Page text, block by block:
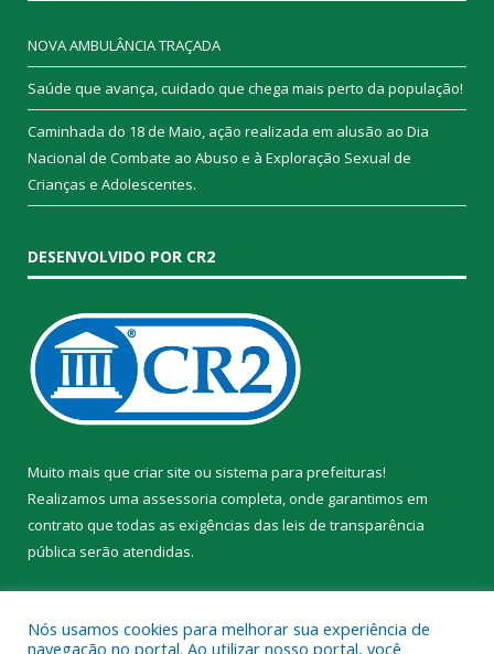
NOVA AMBULÂNCIA TRAÇADA
Saúde que avança, cuidado que chega mais perto da população!
Caminhada do 18 de Maio, ação realizada em alusão ao Dia
Nacional de Combate ao Abuso e à Exploração Sexual de
Crianças e Adolescentes.
DESENVOLVIDO POR CR2
Muito mais que criar site ou sistema para prefeituras!
Realizamos uma assessoria completa, onde garantimos em
contrato que todas as exigências das leis de transparência
pública serão atendidas.
Nós usamos cookies para melhorar sua experiência de
navegação no portal. Ao utilizar nosso portal, você